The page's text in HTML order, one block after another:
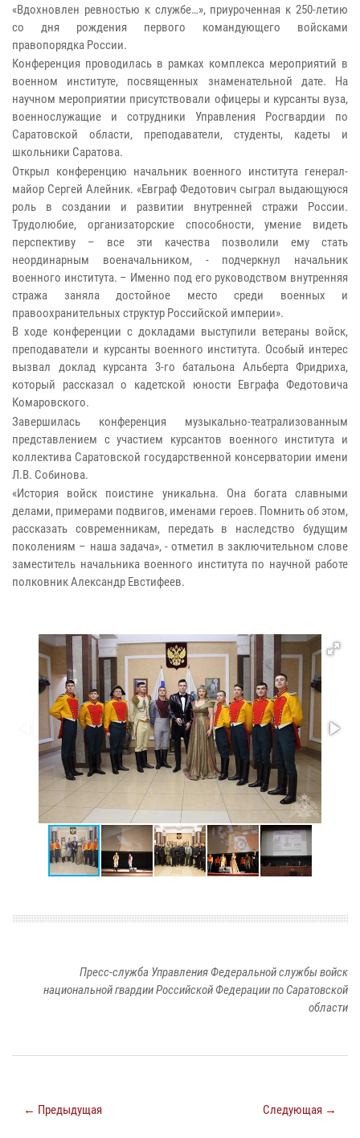
«Вдохновлен ревностью к службе…», приуроченная к 250-летию
со дня рождения первого командующего войсками
правопорядка России.
Конференция проводилась в рамках комплекса мероприятий в
военном институте, посвященных знаменательной дате. На
научном мероприятии присутствовали офицеры и курсанты вуза,
военнослужащие и сотрудники Управления Росгвардии по
Саратовской области, преподаватели, студенты, кадеты и
школьники Саратова.
Открыл конференцию начальник военного института генерал-
майор Сергей Алейник. «Евграф Федотович сыграл выдающуюся
роль в создании и развитии внутренней стражи России.
Трудолюбие, организаторские способности, умение видеть
перспективу – все эти качества позволили ему стать
неординарным военачальником, - подчеркнул начальник
военного института. – Именно под его руководством внутренняя
стража заняла достойное место среди военных и
правоохранительных структур Российской империи».
В ходе конференции с докладами выступили ветераны войск,
преподаватели и курсанты военного института. Особый интерес
вызвал доклад курсанта 3-го батальона Альберта Фридриха,
который рассказал о кадетской юности Евграфа Федотовича
Комаровского.
Завершилась конференция музыкально-театрализованным
представлением с участием курсантов военного института и
коллектива Саратовской государственной консерватории имени
Л.В. Собинова.
«История войск поистине уникальна. Она богата славными
делами, примерами подвигов, именами героев. Помнить об этом,
рассказать современникам, передать в наследство будущим
поколениям – наша задача», - отметил в заключительном слове
заместитель начальника военного института по научной работе
полковник Александр Евстифеев.
Пресс-служба Управления Федеральной службы войск
национальной гвардии Российской Федерации по Саратовской
области
← Предыдущая Следующая →